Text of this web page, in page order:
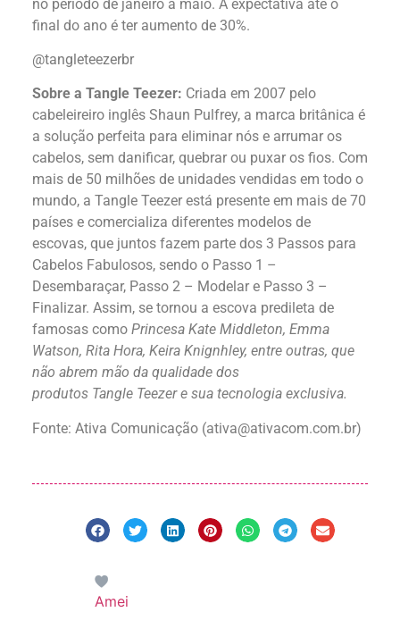
no período de janeiro a maio. A expectativa até o
final do ano é ter aumento de 30%.
@tangleteezerbr
Sobre a Tangle Teezer: Criada em 2007 pelo
cabeleireiro inglês Shaun Pulfrey, a marca britânica é
a solução perfeita para eliminar nós e arrumar os
cabelos, sem danificar, quebrar ou puxar os fios. Com
mais de 50 milhões de unidades vendidas em todo o
mundo, a Tangle Teezer está presente em mais de 70
países e comercializa diferentes modelos de
escovas, que juntos fazem parte dos 3 Passos para
Cabelos Fabulosos, sendo o Passo 1 –
Desembaraçar, Passo 2 – Modelar e Passo 3 –
Finalizar. Assim, se tornou a escova predileta de
famosas como Princesa Kate Middleton, Emma
Watson, Rita Hora, Keira Knignhley, entre outras, que
não abrem mão da qualidade dos
produtos Tangle Teezere sua tecnologia exclusiva.
Fonte: Ativa Comunicação (ativa@ativacom.com.br)
Amei